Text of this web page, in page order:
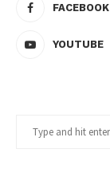
FACEBOOK
YOUTUBE